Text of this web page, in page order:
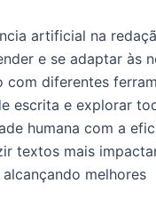
artificial na
e se adaptar às
com diferentes
escrita e explorar
humana com a
textos mais
melhores